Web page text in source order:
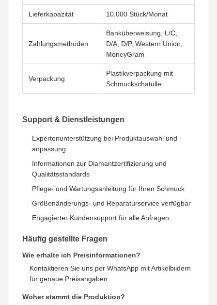
Lieferkapazität 10.000 Stück/Monat
Zahlungsmethoden
Banküberweisung, L/C,
D/A, D/P, Western Union,
MoneyGram
Verpackung
Plastikverpackung mit
Schmuckschatulle
Support & Dienstleistungen
Expertenunterstützung bei Produktauswahl und -
anpassung
Informationen zur Diamantzertifizierung und
Qualitätsstandards
Pflege- und Wartungsanleitung für Ihren Schmuck
Größenänderungs- und Reparaturservice verfügbar
Engagierter Kundensupport für alle Anfragen
Häufig gestellte Fragen
Wie erhalte ich Preisinformationen?
Kontaktieren Sie uns per WhatsApp mit Artikelbildern
für genaue Preisangaben.
Woher stammt die Produktion?